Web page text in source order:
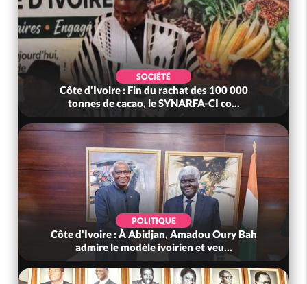
SOCIÉTÉ
Côte d'Ivoire : Fin du rachat des 100 000
tonnes de cacao, le SYNARFA-CI co...
POLITIQUE
Côte d'Ivoire : À Abidjan, Amadou Oury Bah
admire le modèle ivoirien et veu...